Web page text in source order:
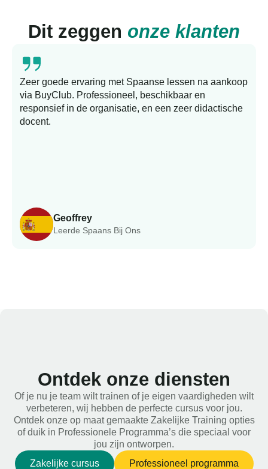
Dit zeggen onze klanten
Geoffrey
Leerde Spaans Bij Ons
Zeer goede ervaring met Spaanse lessen na aankoop
via BuyClub. Professioneel, beschikbaar en
responsief in de organisatie, en een zeer didactische
docent.
Ontdek onze diensten
Of je nu je team wilt trainen of je eigen vaardigheden wilt
verbeteren, wij hebben de perfecte cursus voor jou.
Ontdek onze op maat gemaakte Zakelijke Training opties
of duik in Professionele Programma’s die speciaal voor
jou zijn ontworpen.
Zakelijke cursus
Professioneel programma